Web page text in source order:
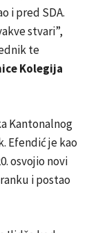
i pred SDA.
stvari”,
te
Kolegija
Kantonalnog
Efendić je kao
osvojio novi
i postao